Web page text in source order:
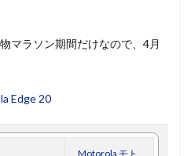
マラソン期間だけなので、4月
Edge 20
Motorola モト